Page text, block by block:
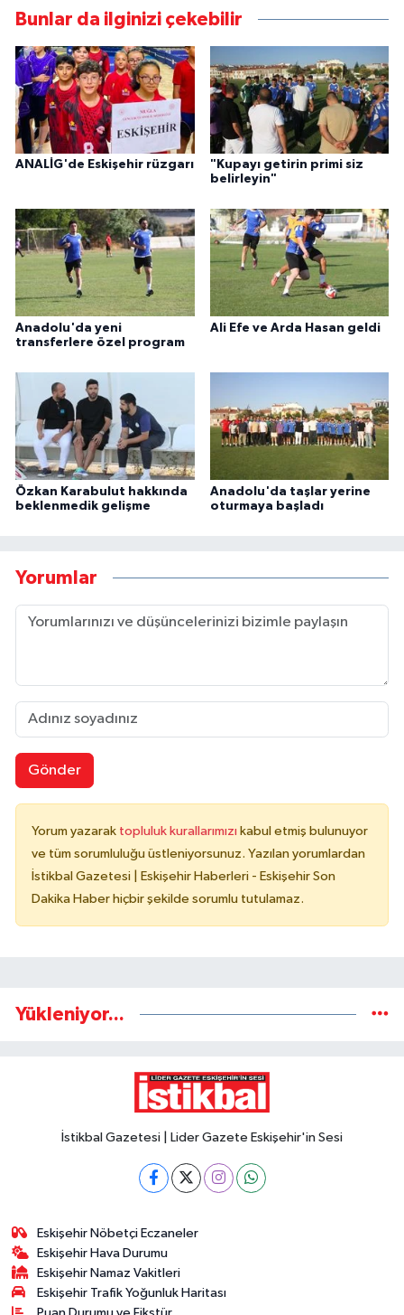
Bunlar da ilginizi çekebilir
ANALİG'de Eskişehir rüzgarı
"Kupayı getirin primi siz
belirleyin"
Anadolu'da yeni
transferlere özel program
Ali Efe ve Arda Hasan geldi
Özkan Karabulut hakkında
beklenmedik gelişme
Anadolu'da taşlar yerine
oturmaya başladı
Yorumlar
Gönder
Yorum yazarak topluluk kurallarımızı kabul etmiş bulunuyor
ve tüm sorumluluğu üstleniyorsunuz. Yazılan yorumlardan
İstikbal Gazetesi | Eskişehir Haberleri - Eskişehir Son
Dakika Haber hiçbir şekilde sorumlu tutulamaz.
Yükleniyor...
İstikbal Gazetesi | Lider Gazete Eskişehir'in Sesi
Eskişehir Nöbetçi Eczaneler
Eskişehir Hava Durumu
Eskişehir Namaz Vakitleri
Eskişehir Trafik Yoğunluk Haritası